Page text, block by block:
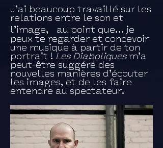
J’ai beaucoup travaillé sur les
relations entre le son et
l’image, au point que… je
peux te regarder et concevoir
une musique à partir de ton
portrait ! Les Diaboliquesm’a
peut-être suggéré des
nouvelles manières d’écouter
les images, et de les faire
entendre au spectateur.